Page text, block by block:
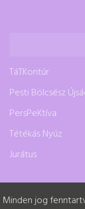
TáTKontúr
Pesti Bölcsész
PersPeKtíva
Tétékás Nyúz
Jurátus
Minden jog